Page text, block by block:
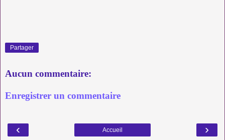
Partager
Aucun commentaire:
Enregistrer un commentaire
‹ ›
Accueil